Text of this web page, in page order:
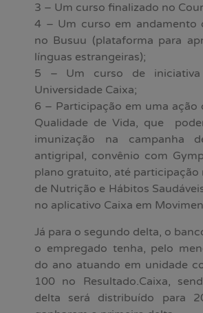
3 – Um curso finalizado no
4 – Um curso em andamento
no Busuu (plataforma para
línguas estrangeiras);
5 – Um curso de iniciativa
Universidade Caixa;
6 – Participação em uma ação
Qualidade de Vida, que
imunização na campanha
antigripal, convênio com
plano gratuito, até participação
de Nutrição e Hábitos
no aplicativo Caixa em
Já para o segundo delta, o
o empregado tenha, pelo
do ano atuando em unidade
100 no Resultado.Caixa,
delta será distribuído para